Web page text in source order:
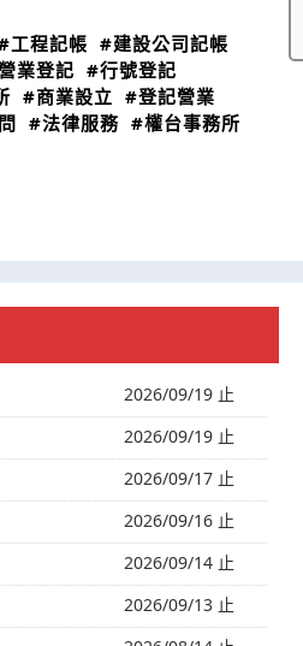
工程記帳 #建設公司記帳
業登記 #行號登記
#商業設立 #登記營業
#法律服務 #權台事務所
2026/09/19 止
2026/09/19 止
2026/09/17 止
2026/09/16 止
2026/09/14 止
2026/09/13 止